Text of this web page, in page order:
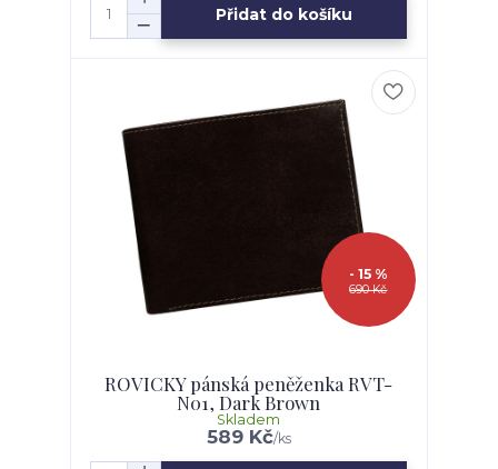
Přidat do košíku
690 Kč
- 15 %
ROVICKY pánská peněženka RVT-
N01, Dark Brown
589 Kč/ks
Skladem